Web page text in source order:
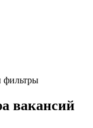
фильтры
вакансий